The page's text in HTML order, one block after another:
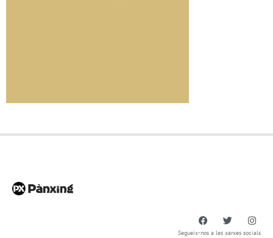
Segueix-nos a les xarxes socials